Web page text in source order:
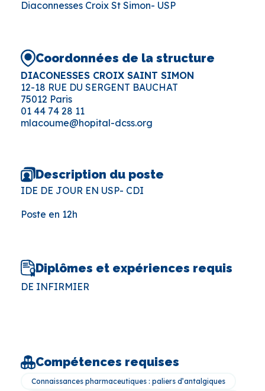
Diaconnesses Croix St Simon- USP
Coordonnées de la structure
DIACONESSES CROIX SAINT SIMON
12-18 RUE DU SERGENT BAUCHAT
75012 Paris
01 44 74 28 11
mlacoume@hopital-dcss.org
Description du poste
IDE DE JOUR EN USP- CDI
Poste en 12h
Compétences requises
Connaissances pharmaceutiques : paliers d’antalgiques
Diplômes et expériences requis
DE INFIRMIER